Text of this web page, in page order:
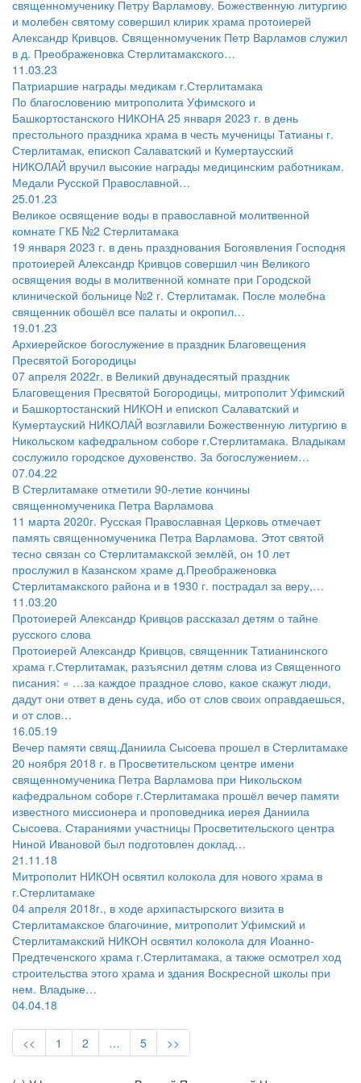
священномученику Петру Варламову. Божественную литургию
и молебен святому совершил клирик храма протоиерей
Александр Кривцов. Священномученик Петр Варламов служил
в д. Преображеновка Стерлитамакского…
11.03.23
Патриаршие награды медикам г.Стерлитамака
По благословению митрополита Уфимского и
Башкортостанского НИКОНА 25 января 2023 г. в день
престольного праздника храма в честь мученицы Татианы г.
Стерлитамак, епископ Салаватский и Кумертаусский
НИКОЛАЙ вручил высокие награды медицинским работникам.
Медали Русской Православной…
25.01.23
Великое освящение воды в православной молитвенной
комнате ГКБ №2 Стерлитамака
19 января 2023 г. в день празднования Богоявления Господня
протоиерей Александр Кривцов совершил чин Великого
освящения воды в молитвенной комнате при Городской
клинической больнице №2 г. Стерлитамак. После молебна
священник обошёл все палаты и окропил…
19.01.23
Архиерейское богослужение в праздник Благовещения
Пресвятой Богородицы
07 апреля 2022г. в Великий двунадесятый праздник
Благовещения Пресвятой Богородицы, митрополит Уфимский
и Башкортостанский НИКОН и епископ Салаватский и
Кумертауский НИКОЛАЙ возглавили Божественную литургию в
Никольском кафедральном соборе г.Стерлитамака. Владыкам
сослужило городское духовенство. За богослужением…
07.04.22
В Стерлитамаке отметили 90-летие кончины
священномученика Петра Варламова
11 марта 2020г. Русская Православная Церковь отмечает
память священномученика Петра Варламова. Этот святой
тесно связан со Стерлитамакской землёй, он 10 лет
прослужил в Казанском храме д.Преображеновка
Стерлитамакского района и в 1930 г. пострадал за веру,…
11.03.20
Протоиерей Александр Кривцов рассказал детям о тайне
русского слова
Протоиерей Александр Кривцов, священник Татианинского
храма г.Стерлитамак, разъяснил детям слова из Священного
писания: « …за каждое праздное слово, какое скажут люди,
дадут они ответ в день суда, ибо от слов своих оправдаешься,
и от слов…
16.05.19
Вечер памяти свящ.Даниила Сысоева прошел в Стерлитамаке
20 ноября 2018 г. в Просветительском центре имени
священномученика Петра Варламова при Никольском
кафедральном соборе г.Стерлитамака прошёл вечер памяти
известного миссионера и проповедника иерея Даниила
Сысоева. Стараниями участницы Просветительского центра
Ниной Ивановой был подготовлен доклад…
21.11.18
Митрополит НИКОН освятил колокола для нового храма в
г.Стерлитамаке
04 апреля 2018г., в ходе архипастырского визита в
Стерлитамакское благочиние, митрополит Уфимский и
Стерлитамакский НИКОН освятил колокола для Иоанно-
Предтеченского храма г.Стерлитамака, а также осмотрел ход
строительства этого храма и здания Воскресной школы при
нем. Владыке…
04.04.18
<< 1 2 … 5 >>